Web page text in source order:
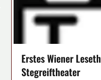
Erstes Wiener
Stegreiftheater